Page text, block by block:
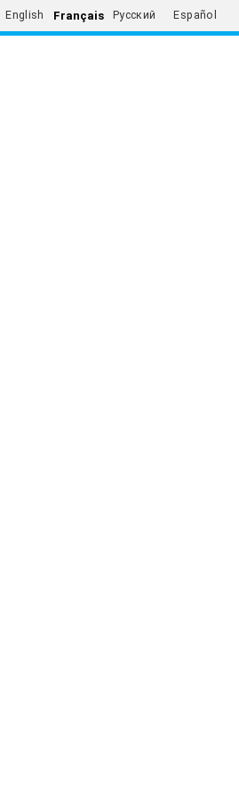
English Français Русский Español